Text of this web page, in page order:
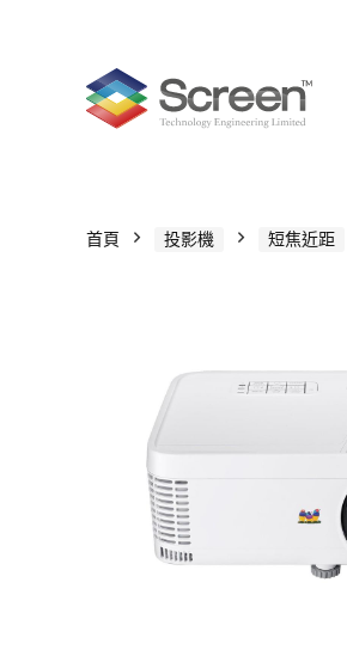
首頁 投影機 短焦近距